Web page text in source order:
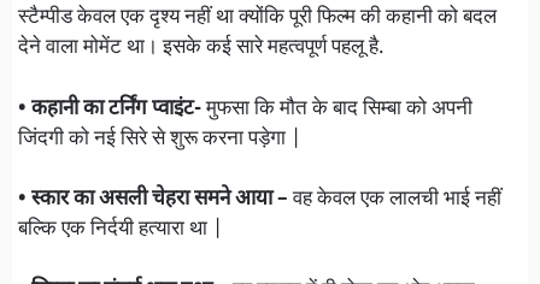
स्टैम्पीड केवल एक दृश्य नहीं था क्योंकि पूरी फिल्म की कहानी को बदल
देने वाला मोमेंट था। इसके कई सारे महत्वपूर्ण पहलू है.
• कहानी का टर्निंग प्वाइंट-मुफसा कि मौत के बाद सिम्बा को अपनी
जिंदगी को नई सिरे से शुरू करना पड़ेगा |
• स्कार का असली चेहरा समने आया –वह केवल एक लालची भाई नहीं
बल्कि एक निर्दयी हत्यारा था |